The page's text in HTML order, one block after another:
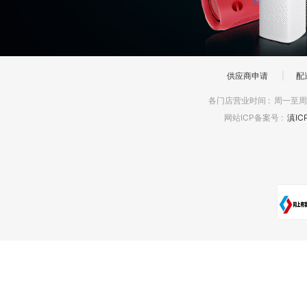
供应商申请 配
各门店营业时间 : 周一至
网站ICP备案号 : 滇